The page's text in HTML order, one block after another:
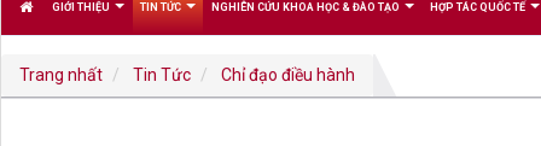
GIỚI THIỆU TIN TỨC NGHIÊN CỨU KHOA HỌC & ĐÀO TẠO HỢP TÁC QUỐC TẾ
Trang nhất Tin Tức Chỉ đạo điều hành